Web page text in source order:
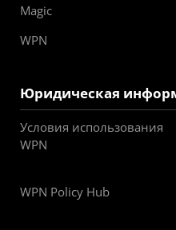
Magic
WPN
Юридическая
Условия использования
WPN
WPN Policy Hub